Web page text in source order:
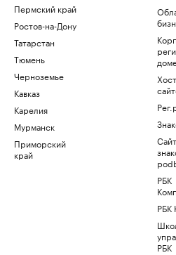
Пермский край
Ростов-на-Дону
Татарстан
Тюмень
Черноземье
Кавказ
Карелия
Мурманск
Приморский
край
Сайт
РБК
РБК
РБК